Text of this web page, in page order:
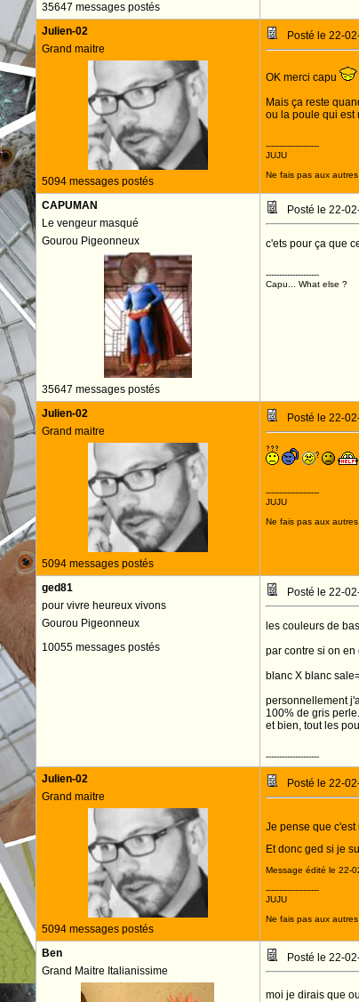
35647 messages postés
Julien-02
Grand maitre
5094 messages postés
Posté le 22-
OK merci capu
Mais ça reste
ou la poule qui est
--------------------
JUJU
Ne fais pas aux
CAPUMAN
Le vengeur masqué
Gourou Pigeonneux
35647 messages postés
Posté le 22-
c'ets pour ça que
--------------------
Capu... What else ?
Julien-02
Grand maitre
5094 messages postés
Posté le 22-
--------------------
JUJU
Ne fais pas aux
ged81
pour vivre heureux vivons
Gourou Pigeonneux
10055 messages postés
Posté le 22-
les couleurs de
par contre si on en
blanc X blanc
personnellement
100% de gris perle.
et bien, tout les
--------------------
Julien-02
Grand maitre
5094 messages postés
Posté le 22-
Je pense que
Et donc ged si je
Message édité le 22-
--------------------
JUJU
Ne fais pas aux
Ben
Grand Maitre Italianissime
Posté le 22-
moi je dirais que